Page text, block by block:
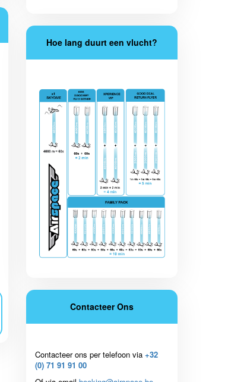
Hoe lang duurt een vlucht?
Contacteer Ons
Contacteer ons per telefoon via +32
(0) 71 91 91 00